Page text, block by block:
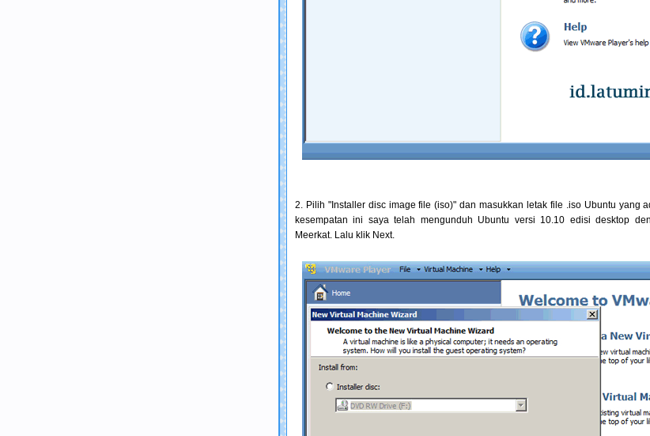
2. Pilih "Installer disc image file (iso)" dan masukkan letak file .iso Ubuntu yang
kesempatan ini saya telah mengunduh Ubuntu versi 10.10 edisi desktop
Meerkat. Lalu klik Next.